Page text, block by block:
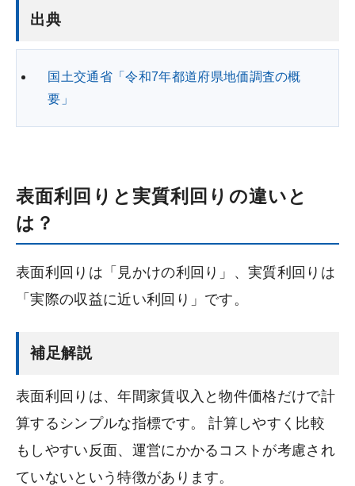
出典
国土交通省「令和7年都道府県地価調査の概
要」
表面利回りと実質利回りの違いと
は？
表面利回りは「見かけの利回り」、実質利回りは
「実際の収益に近い利回り」です。
補足解説
表面利回りは、年間家賃収入と物件価格だけで計
算するシンプルな指標です。 計算しやすく比較
もしやすい反面、運営にかかるコストが考慮され
ていないという特徴があります。